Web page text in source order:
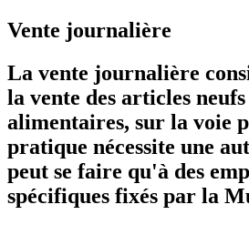
Vente journalière
La vente journalière
la vente des articles
alimentaires, sur la voie
pratique nécessite une
peut se faire qu'à des
spécifiques fixés par la